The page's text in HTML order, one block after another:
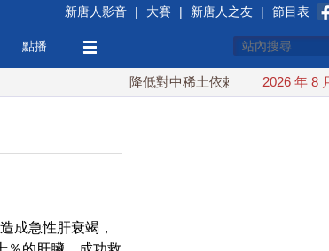
新唐人影音 | 大賽 | 新唐人之友 | 節目表
點播
降低對中稀土依賴 川普宣布礦業投資
2026 年 8
成急性肝衰竭，